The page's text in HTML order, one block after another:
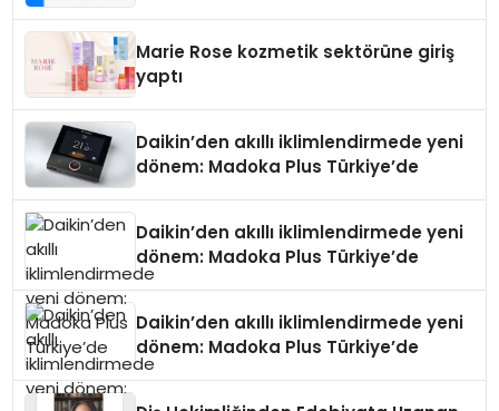
Marie Rose kozmetik sektörüne giriş
yaptı
Daikin’den akıllı iklimlendirmede yeni
dönem: Madoka Plus Türkiye’de
Daikin’den akıllı iklimlendirmede yeni
dönem: Madoka Plus Türkiye’de
Daikin’den akıllı iklimlendirmede yeni
dönem: Madoka Plus Türkiye’de